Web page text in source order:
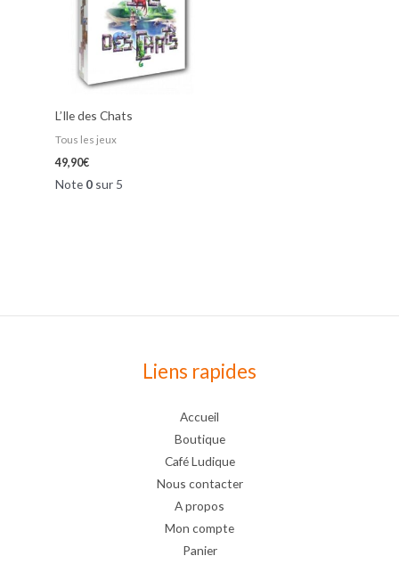
L’Ile des Chats
Tous les jeux
49,90€
Note 0 sur 5
Liens rapides
Accueil
Boutique
Café Ludique
Nous contacter
A propos
Mon compte
Panier